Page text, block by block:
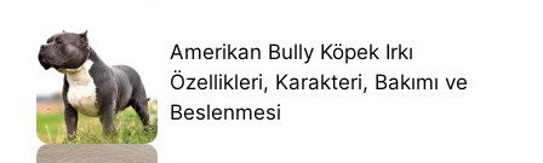
Amerikan Bully Köpek Irkı
Özellikleri, Karakteri, Bakımı ve
Beslenmesi